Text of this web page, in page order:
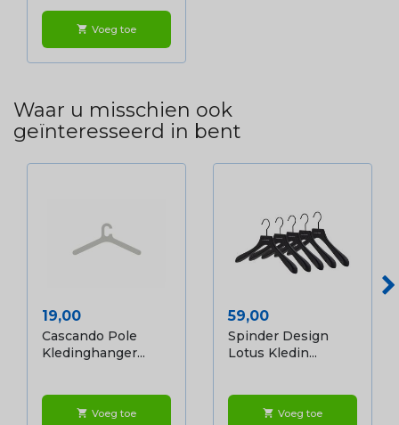
shopping_cart Voeg toe
Waar u misschien ook
geïnteresseerd in bent
Prijs
19,00
Cascando Pole
Kledinghanger...
shopping_cart Voeg toe
Prijs
59,00
Spinder Design
Lotus Kledin...
shopping_cart Voeg toe